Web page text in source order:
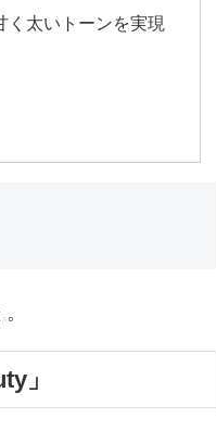
く太いトーンを実現
。
」